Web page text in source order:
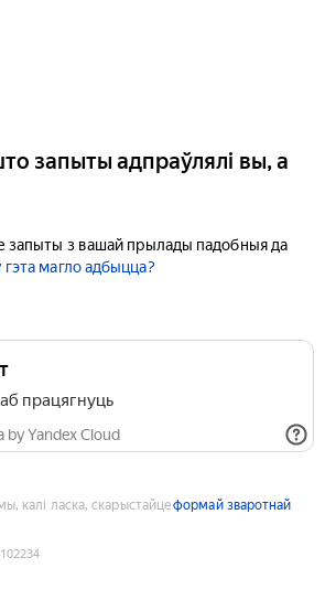
запыты адпраўлялі вы, а
запыты з вашай прылады падобныя да
магло адбыцца?
працягнуць
by Yandex Cloud
калі ласка, скарыстайцеформай зваротнай